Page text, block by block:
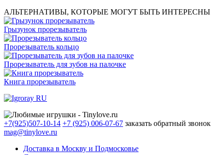
АЛЬТЕРНАТИВЫ, КОТОРЫЕ МОГУТ БЫТЬ ИНТЕРЕСНЫ
Грызунок прорезыватель
Прорезыватель кольцо
Прорезыватель для зубов на палочке
Книга прорезыватель
+7(925)507-10-14 +7 (925) 006-07-67 заказать обратный звонок
mag@tinylove.ru
Доставка в Москву и Подмосковье